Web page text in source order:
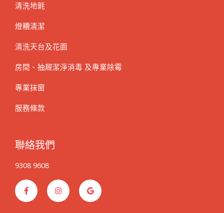
清洗地氈
燈糟清潔
清洗天台及花園
房間、抽屜潔淨消毒 及專業除霉
專業抹窗
服務條款
聯絡我們
9308 9608
F
a
c
e
I
n
t
G
o
o
g